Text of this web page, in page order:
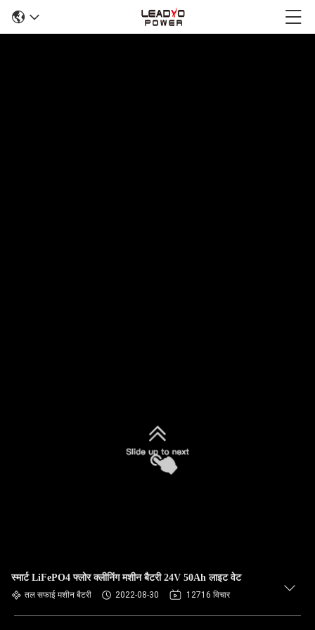
स्मार्ट LiFePO4 फ्लोर क्लीनिंग मशीन बैटरी 24V 50Ah लाइट वेट
तल सफाई मशीन बैटरी 2022-08-30 12716 विचार